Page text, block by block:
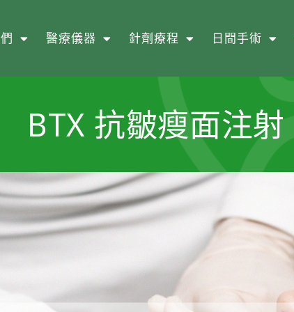
醫療儀器 針劑療程 日間手術
BTX 抗皺瘦面注射